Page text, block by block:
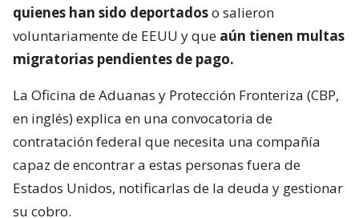
quienes han sido deportadoso salieron
voluntariamente de EEUU y que aún tienen multas
migratorias pendientes de pago.
La Oficina de Aduanas y Protección Fronteriza (CBP,
en inglés) explica en una convocatoria de
contratación federal que necesita una compañía
capaz de encontrar a estas personas fuera de
Estados Unidos, notificarlas de la deuda y gestionar
su cobro.